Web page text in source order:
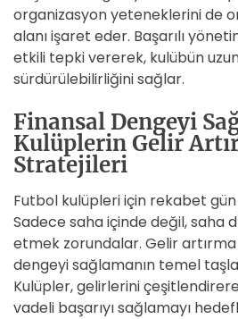
organizasyon yeteneklerini de
alanı işaret eder. Başarılı
etkili tepki vererek, kulübün
sürdürülebilirliğini sağlar.
Finansal Dengeyi
Kulüplerin Gelir
Stratejileri
Futbol kulüpleri için rekabet
Sadece saha içinde değil, saha
etmek zorundalar. Gelir
dengeyi sağlamanın temel
Kulüpler, gelirlerini
vadeli başarıyı sağlamayı